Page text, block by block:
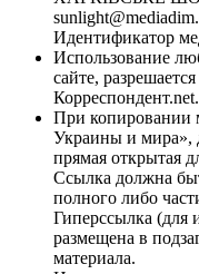
Идентификатор
Использование
сайте,
Корреспондент.net.
При копировании
Украины и мира»,
прямая открытая
Ссылка должна
полного либо
Гиперссылка (для
размещена в
материала.